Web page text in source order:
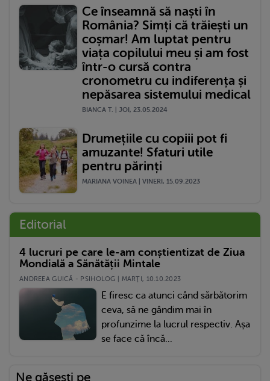
Ce înseamnă să naști în
România? Simți că trăiești un
coșmar! Am luptat pentru
viața copilului meu și am fost
într-o cursă contra
cronometru cu indiferența și
nepăsarea sistemului medical
BIANCA T. | JOI, 23.05.2024
Drumețiile cu copiii pot fi
amuzante! Sfaturi utile
pentru părinți
MARIANA VOINEA | VINERI, 15.09.2023
Editorial
4 lucruri pe care le-am conștientizat de Ziua
Mondială a Sănătății Mintale
ANDREEA GUICĂ - PSIHOLOG | MARŢI, 10.10.2023
E firesc ca atunci când sărbătorim
ceva, să ne gândim mai în
profunzime la lucrul respectiv. Așa
se face că încă...
Ne găsești pe